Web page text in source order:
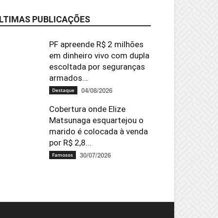
PUBLICAÇÕES
PF apreende R$ 2 milhões
em dinheiro vivo com dupla
escoltada por seguranças
armados...
Destaque 04/08/2026
Cobertura onde Elize
Matsunaga esquartejou o
marido é colocada à venda
por R$ 2,8...
Famosos 30/07/2026